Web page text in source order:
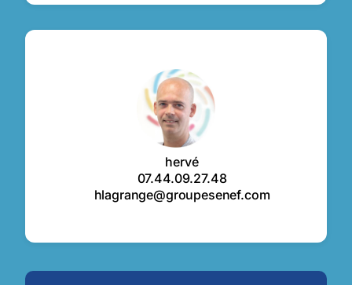
hervé
07.44.09.27.48
hlagrange@groupesenef.com